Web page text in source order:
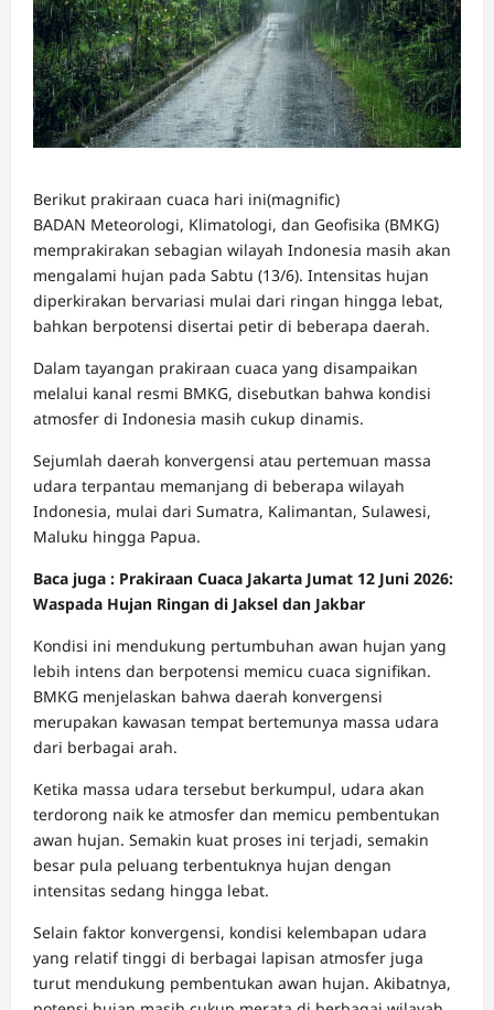
Berikut prakiraan cuaca hari ini(magnific)
BADAN Meteorologi, Klimatologi, dan Geofisika (BMKG)
memprakirakan sebagian wilayah Indonesia masih akan
mengalami hujan pada Sabtu (13/6). Intensitas hujan
diperkirakan bervariasi mulai dari ringan hingga lebat,
bahkan berpotensi disertai petir di beberapa daerah.
Dalam tayangan prakiraan cuaca yang disampaikan
melalui kanal resmi BMKG, disebutkan bahwa kondisi
atmosfer di Indonesia masih cukup dinamis.
Sejumlah daerah konvergensi atau pertemuan massa
udara terpantau memanjang di beberapa wilayah
Indonesia, mulai dari Sumatra, Kalimantan, Sulawesi,
Maluku hingga Papua.
Baca juga : Prakiraan Cuaca Jakarta Jumat 12 Juni 2026:
Waspada Hujan Ringan di Jaksel dan Jakbar
Kondisi ini mendukung pertumbuhan awan hujan yang
lebih intens dan berpotensi memicu cuaca signifikan.
BMKG menjelaskan bahwa daerah konvergensi
merupakan kawasan tempat bertemunya massa udara
dari berbagai arah.
Ketika massa udara tersebut berkumpul, udara akan
terdorong naik ke atmosfer dan memicu pembentukan
awan hujan. Semakin kuat proses ini terjadi, semakin
besar pula peluang terbentuknya hujan dengan
intensitas sedang hingga lebat.
Selain faktor konvergensi, kondisi kelembapan udara
yang relatif tinggi di berbagai lapisan atmosfer juga
turut mendukung pembentukan awan hujan. Akibatnya,